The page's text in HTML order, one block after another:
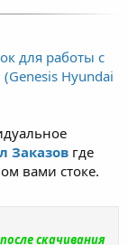
для работы с
Hyundai
Заказов где
вами стоке.
скачивания